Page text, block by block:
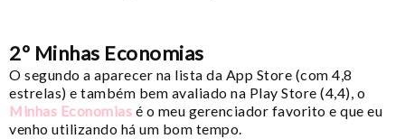
2º Minhas Economias
O segundo a aparecer na lista da App Store (com 4,8
estrelas) e também bem avaliado na Play Store (4,4), o
Minhas Economias é o meu gerenciador favorito e que eu
venho utilizando há um bom tempo.